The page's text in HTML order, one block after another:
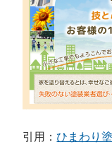
引用：ひまわり